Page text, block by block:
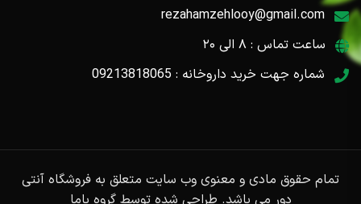
rezahamzehlooy@gmail.com
ساعت تماس : ۸ الی ۲۰
شماره جهت خرید داروخانه : 09213818065
تمام حقوق مادی و معنوی وب سایت متعلق به فروشگاه آنتی
دور می باشد. طراحی شده توسطگروه باما